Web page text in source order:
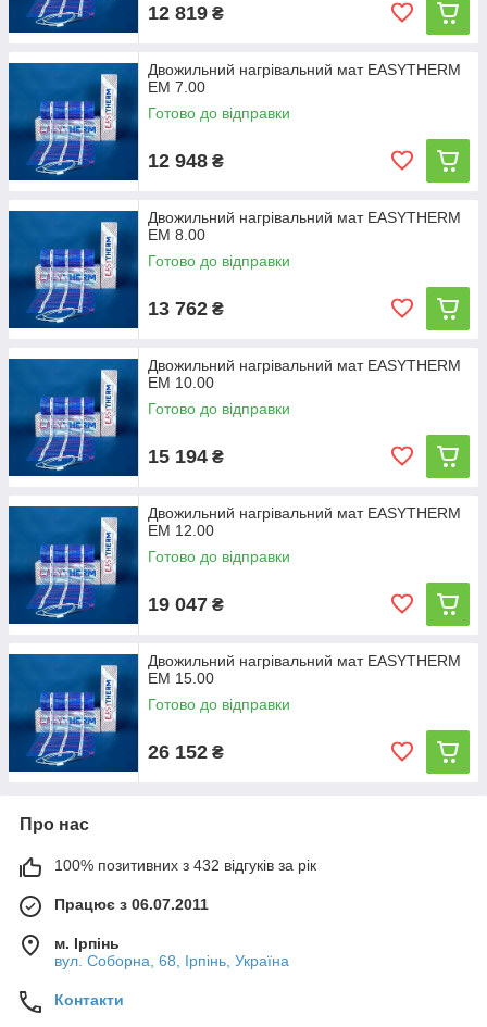
12 819 ₴
Двожильний нагрівальний мат EASYTHERM
EM 7.00
Готово до відправки
12 948 ₴
Двожильний нагрівальний мат EASYTHERM
EM 8.00
Готово до відправки
13 762 ₴
Двожильний нагрівальний мат EASYTHERM
EM 10.00
Готово до відправки
15 194 ₴
Двожильний нагрівальний мат EASYTHERM
EM 12.00
Готово до відправки
19 047 ₴
Двожильний нагрівальний мат EASYTHERM
EM 15.00
Готово до відправки
26 152 ₴
Про нас
100% позитивних з 432 відгуків за рік
Працює з 06.07.2011
м. Ірпінь
вул. Соборна, 68, Ірпінь, Україна
Контакти